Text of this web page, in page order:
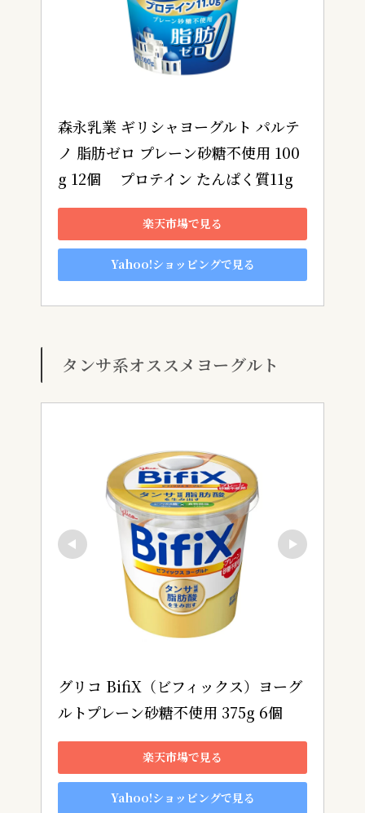
森永乳業 ギリシャヨーグルト パルテ
ノ 脂肪ゼロ プレーン砂糖不使用 100
g 12個 　プロテイン たんぱく質11g
楽天市場で見る
Yahoo!ショッピングで見る
タンサ系オススメヨーグルト
グリコ BifiX（ビフィックス）ヨーグ
ルトプレーン砂糖不使用 375g 6個
楽天市場で見る
Yahoo!ショッピングで見る